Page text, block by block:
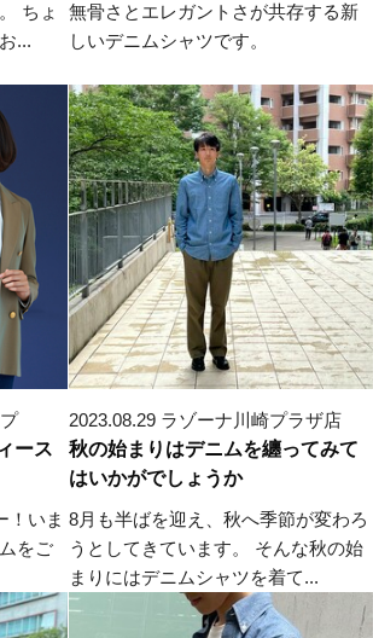
ちょ
...
無骨さとエレガントさが共存する新
しいデニムシャツです。
ース
！いま
をご
2023.08.29 ラゾーナ川崎プラザ店
秋の始まりはデニムを纏ってみて
はいかがでしょうか
8月も半ばを迎え、秋へ季節が変わろ
うとしてきています。 そんな秋の始
まりにはデニムシャツを着て...